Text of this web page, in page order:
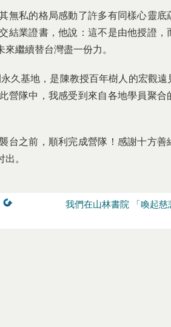
無私的格局感動了許多有同樣心靈底
結業證書，他說：這不是由他授證，
繼續替台灣盡一份力。
久基地，是陳教授百年樹人的宏觀遠
營隊中，我感受到來自各地學員聚合
台之前，順利完成營隊！感謝十方善
。
我們在山林書院 「喚起慈